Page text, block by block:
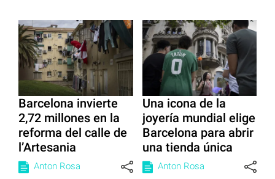
Barcelona invierte
2,72 millones en la
reforma del calle de
l’Artesania
Anton Rosa
Una icona de la
joyería mundial elige
Barcelona para abrir
una tienda única
Anton Rosa